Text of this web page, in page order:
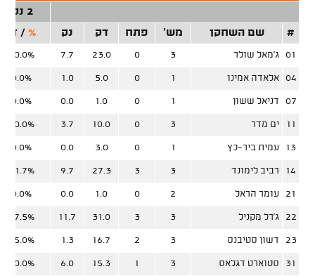
2 נק'
#
שם השחקן מש' פתח דק נק %
/זר
01 ג'מאל שולר 3
0
23.0
7.7
40.0%
04 אלאדה אמינו 1
0
5.0
1.0
0.0%
07 דניאל ששון 1
0
1.0
0.0
0.0%
11 ים מדר 3
0
10.0
3.7
50.0%
13 עמית ביר-כץ 1
0
3.0
0.0
0.0%
14 רביב לימונד 3
3
27.3
9.7
41.7%
21 עומר הראל 2
0
1.0
0.0
0.0%
22 ג'רל מקניל 3
3
31.0
11.7
37.5%
23 דשון סטיבנס 3
2
16.7
1.3
25.0%
31 סטוארט דגלאס 3
1
15.3
6.0
60.0%